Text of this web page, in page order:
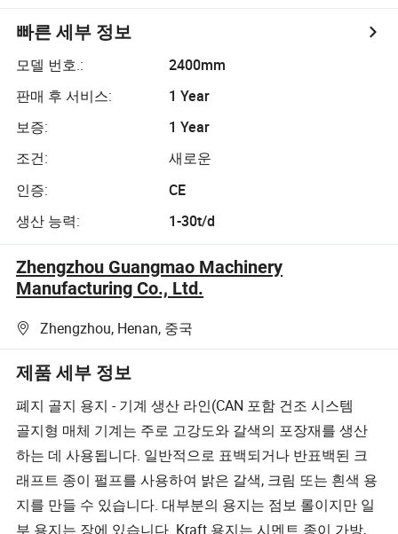
빠른 세부 정보
모델 번호.:
2400mm
판매 후 서비스:
1 Year
보증:
1 Year
조건:
새로운
인증:
CE
생산 능력:
1-30t/d
Zhengzhou Guangmao Machinery
Manufacturing Co., Ltd.
Zhengzhou, Henan, 중국
제품 세부 정보
폐지 골지 용지 - 기계 생산 라인(CAN 포함 건조 시스템
골지형 매체 기계는 주로 고강도와 갈색의 포장재를 생산
하는 데 사용됩니다. 일반적으로 표백되거나 반표백된 크
래프트 종이 펄프를 사용하여 밝은 갈색, 크림 또는 흰색 용
지를 만들 수 있습니다. 대부분의 용지는 점보 롤이지만 일
부 용지는 장에 있습니다. Kraft 용지는 시멘트 종이 가방,